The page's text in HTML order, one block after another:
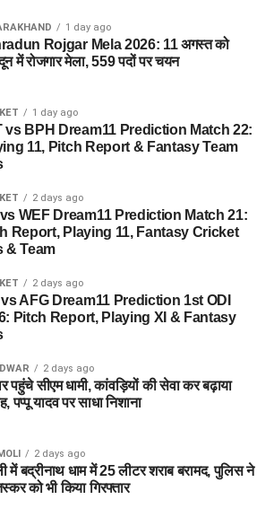
1 day ago
Rojgar Mela 2026: 11 अगस्त को
में रोजगार मेला, 559 पदों पर चयन
1 day ago
vs BPH Dream11 Prediction Match 22:
11, Pitch Report & Fantasy Team
2 days ago
vs WEF Dream11 Prediction Match 21:
Report, Playing 11, Fantasy Cricket
& Team
2 days ago
vs AFG Dream11 Prediction 1st ODI
Pitch Report, Playing XI & Fantasy
2 days ago
पहुंचे सीएम धामी, कांवड़ियों की सेवा कर बढ़ाया
पप्पू यादव पर साधा निशाना
2 days ago
में बद्रीनाथ धाम में 25 लीटर शराब बरामद, पुलिस ने
को भी किया गिरफ्तार